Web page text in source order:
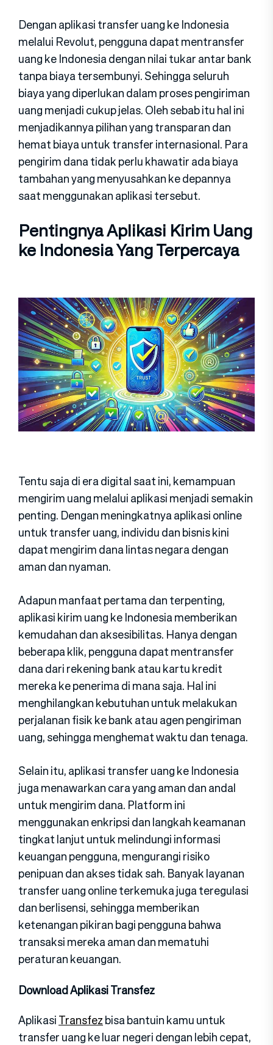
Dengan aplikasi transfer uang ke Indonesia
melalui Revolut, pengguna dapat mentransfer
uang ke Indonesia dengan nilai tukar antar bank
tanpa biaya tersembunyi. Sehingga seluruh
biaya yang diperlukan dalam proses pengiriman
uang menjadi cukup jelas. Oleh sebab itu hal ini
menjadikannya pilihan yang transparan dan
hemat biaya untuk transfer internasional. Para
pengirim dana tidak perlu khawatir ada biaya
tambahan yang menyusahkan ke depannya
saat menggunakan aplikasi tersebut.
Pentingnya Aplikasi Kirim Uang
ke Indonesia Yang Terpercaya
Tentu saja di era digital saat ini, kemampuan
mengirim uang melalui aplikasi menjadi semakin
penting. Dengan meningkatnya aplikasi online
untuk transfer uang, individu dan bisnis kini
dapat mengirim dana lintas negara dengan
aman dan nyaman.
Adapun manfaat pertama dan terpenting,
aplikasi kirim uang ke Indonesia memberikan
kemudahan dan aksesibilitas. Hanya dengan
beberapa klik, pengguna dapat mentransfer
dana dari rekening bank atau kartu kredit
mereka ke penerima di mana saja. Hal ini
menghilangkan kebutuhan untuk melakukan
perjalanan fisik ke bank atau agen pengiriman
uang, sehingga menghemat waktu dan tenaga.
Selain itu, aplikasi transfer uang ke Indonesia
juga menawarkan cara yang aman dan andal
untuk mengirim dana. Platform ini
menggunakan enkripsi dan langkah keamanan
tingkat lanjut untuk melindungi informasi
keuangan pengguna, mengurangi risiko
penipuan dan akses tidak sah. Banyak layanan
transfer uang online terkemuka juga teregulasi
dan berlisensi, sehingga memberikan
ketenangan pikiran bagi pengguna bahwa
transaksi mereka aman dan mematuhi
peraturan keuangan.
Download Aplikasi Transfez
AplikasiTransfezbisa bantuin kamu untuk
transfer uang ke luar negeri dengan lebih cepat,